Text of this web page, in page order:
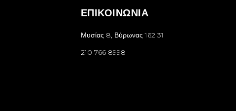
ΕΠΙΚΟΙΝΩΝΙΑ
Μυσίας 8, Βύρωνας 162 31
210 766 8998